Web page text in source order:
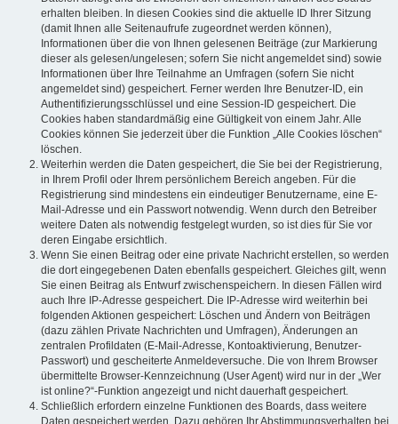
erhalten bleiben. In diesen Cookies sind die aktuelle ID Ihrer Sitzung
(damit Ihnen alle Seitenaufrufe zugeordnet werden können),
Informationen über die von Ihnen gelesenen Beiträge (zur Markierung
dieser als gelesen/ungelesen; sofern Sie nicht angemeldet sind) sowie
Informationen über Ihre Teilnahme an Umfragen (sofern Sie nicht
angemeldet sind) gespeichert. Ferner werden Ihre Benutzer-ID, ein
Authentifizierungsschlüssel und eine Session-ID gespeichert. Die
Cookies haben standardmäßig eine Gültigkeit von einem Jahr. Alle
Cookies können Sie jederzeit über die Funktion „Alle Cookies löschen“
löschen.
Weiterhin werden die Daten gespeichert, die Sie bei der Registrierung,
in Ihrem Profil oder Ihrem persönlichem Bereich angeben. Für die
Registrierung sind mindestens ein eindeutiger Benutzername, eine E-
Mail-Adresse und ein Passwort notwendig. Wenn durch den Betreiber
weitere Daten als notwendig festgelegt wurden, so ist dies für Sie vor
deren Eingabe ersichtlich.
Wenn Sie einen Beitrag oder eine private Nachricht erstellen, so werden
die dort eingegebenen Daten ebenfalls gespeichert. Gleiches gilt, wenn
Sie einen Beitrag als Entwurf zwischenspeichern. In diesen Fällen wird
auch Ihre IP-Adresse gespeichert. Die IP-Adresse wird weiterhin bei
folgenden Aktionen gespeichert: Löschen und Ändern von Beiträgen
(dazu zählen Private Nachrichten und Umfragen), Änderungen an
zentralen Profildaten (E-Mail-Adresse, Kontoaktivierung, Benutzer-
Passwort) und gescheiterte Anmeldeversuche. Die von Ihrem Browser
übermittelte Browser-Kennzeichnung (User Agent) wird nur in der „Wer
ist online?“-Funktion angezeigt und nicht dauerhaft gespeichert.
Schließlich erfordern einzelne Funktionen des Boards, dass weitere
Daten gespeichert werden. Dazu gehören Ihr Abstimmungsverhalten bei